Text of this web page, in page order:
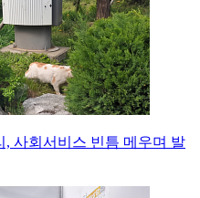
, 사회서비스 빈틈 메우며 발